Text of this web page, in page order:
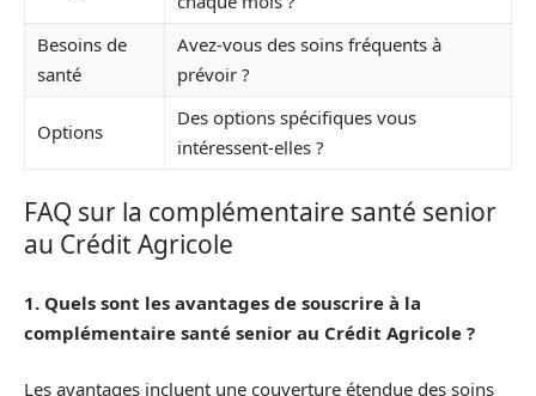
Besoins de
santé
Avez-vous des soins fréquents à
prévoir ?
Options
Des options spécifiques vous
intéressent-elles ?
FAQ sur la complémentaire santé senior
au Crédit Agricole
1. Quels sont les avantages de souscrire à la
complémentaire santé senior au Crédit Agricole ?
Les avantages incluent une couverture étendue des soins